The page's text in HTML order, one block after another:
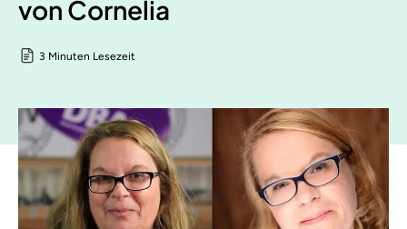
von Cornelia
3 Minuten Lesezeit